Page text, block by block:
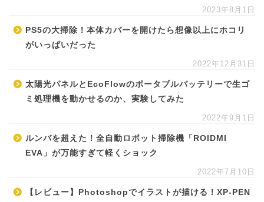
2023年8月1日
PS5の大掃除！本体カバーを開けたら想像以上にホコリ
がいっぱいだった
2022年12月31日
太陽光パネルとEcoFlowのポータブルバッテリーで生ゴ
ミ処理機を動かせるのか、実験してみた
2022年9月1日
ルンバを超えた！全自動ロボット掃除機「ROIDMI
EVA」が万能すぎて軽くショック
2022年7月10日
【レビュー】Photoshopでイラストが描ける！XP-PEN